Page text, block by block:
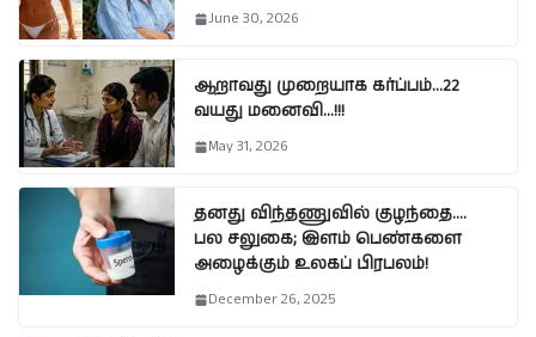
June 30, 2026
ஆறாவது முறையாக கர்ப்பம்…22
வயது மனைவி…!!!
May 31, 2026
தனது விந்தணுவில் குழந்தை….
பல சலுகை; இளம் பெண்களை
அழைக்கும் உலகப் பிரபலம்!
December 26, 2025